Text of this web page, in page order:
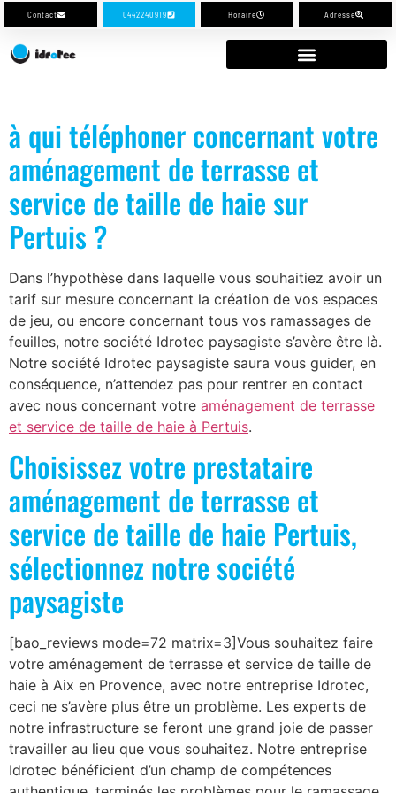
Contact 0442240919 Horaire Adresse
à qui téléphoner concernant votre
aménagement de terrasse et
service de taille de haie sur
Pertuis ?
Dans l’hypothèse dans laquelle vous souhaitiez avoir un
tarif sur mesure concernant la création de vos espaces
de jeu, ou encore concernant tous vos ramassages de
feuilles, notre société Idrotec paysagiste s’avère être là.
Notre société Idrotec paysagiste saura vous guider, en
conséquence, n’attendez pas pour rentrer en contact
avec nous concernant votre aménagement de terrasse
et service de taille de haie à Pertuis.
Choisissez votre prestataire
aménagement de terrasse et
service de taille de haie Pertuis,
sélectionnez notre société
paysagiste
[bao_reviews mode=72 matrix=3]Vous souhaitez faire
votre aménagement de terrasse et service de taille de
haie à Aix en Provence, avec notre entreprise Idrotec,
ceci ne s’avère plus être un problème. Les experts de
notre infrastructure se feront une grand joie de passer
travailler au lieu que vous souhaitez. Notre entreprise
Idrotec bénéficient d’un champ de compétences